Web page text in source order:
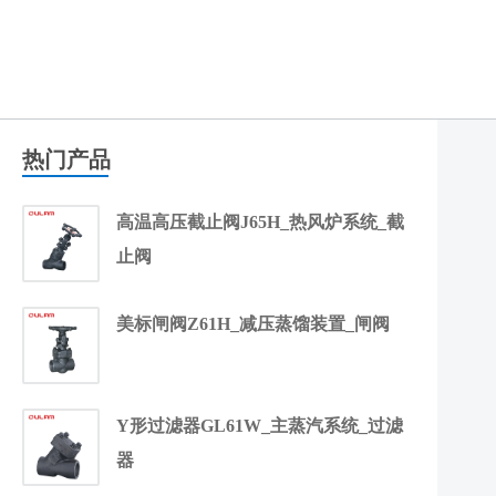
热门产品
高温高压截止阀J65H_热风炉系统_截
止阀
美标闸阀Z61H_减压蒸馏装置_闸阀
Y形过滤器GL61W_主蒸汽系统_过滤
器